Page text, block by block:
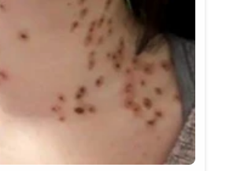
затова държим на
и коректност от
Поднасяме ви
каквито са. В
си потенциал.